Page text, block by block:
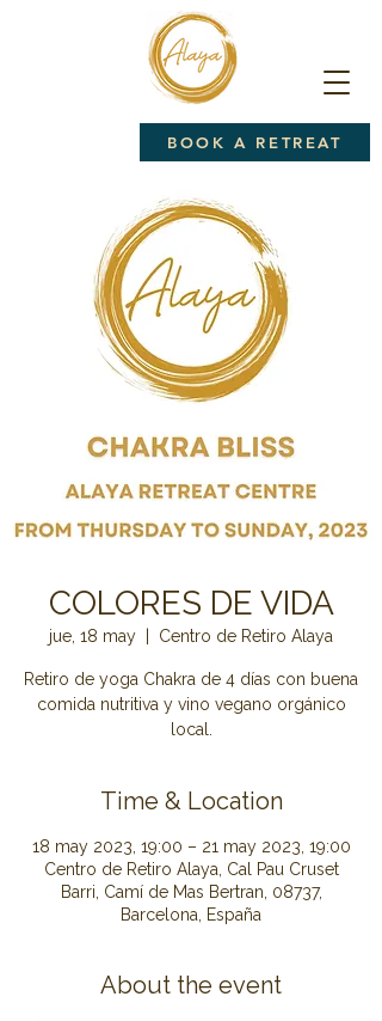
BOOK A RETREAT
COLORES DE VIDA
jue, 18 may Centro de Retiro Alaya
Retiro de yoga Chakra de 4 días con buena
comida nutritiva y vino vegano orgánico
local.
Time & Location
18 may 2023, 19:00 – 21 may 2023, 19:00
Centro de Retiro Alaya, Cal Pau Cruset
Barri, Camí de Mas Bertran, 08737,
Barcelona, España
About the event